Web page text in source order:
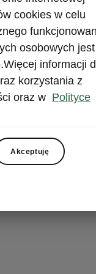
z jednej strony
mechanizmu
że jedno z kół
aby
o lepszej trakcji,
cookies w celu
osobowych jest
informacji
korzystania z
oraz w Polityce
Akceptuję